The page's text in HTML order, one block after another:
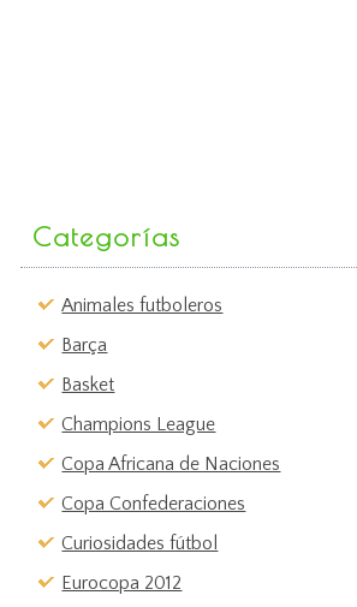
Categorías
Animales futboleros
Barça
Basket
Champions League
Copa Africana de Naciones
Copa Confederaciones
Curiosidades fútbol
Eurocopa 2012